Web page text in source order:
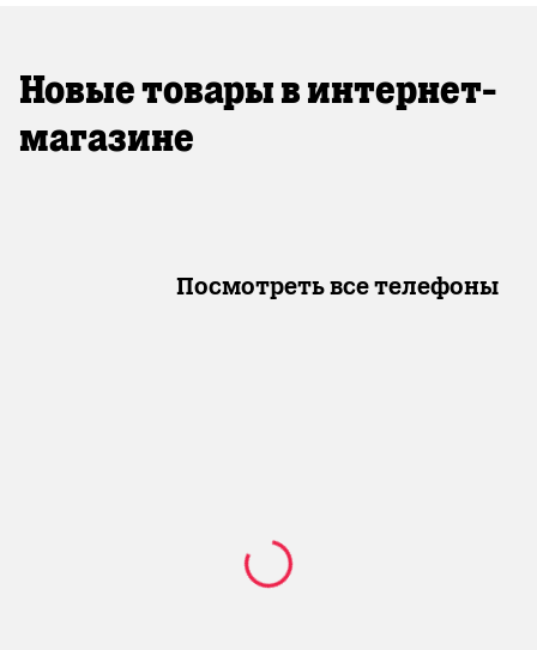
Новые товары в интернет-
магазине
Посмотреть все телефоны